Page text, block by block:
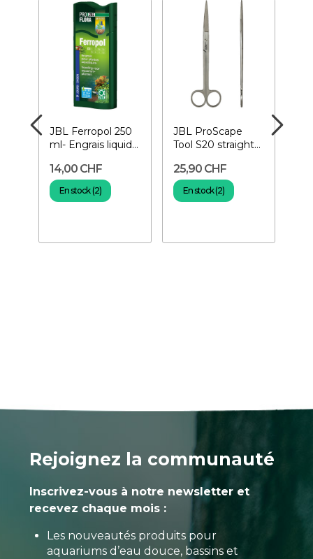
JBL Ferropol 250
ml- Engrais liquide
14,00 CHF
En stock (2)
JBL ProScape
Tool S20 straight-
pour plantes
25,90 CHF
En stock (2)
Rejoignez la communauté
Inscrivez-vous à notre newsletter et
recevez chaque mois :
Les nouveautés produits pour
aquariums d’eau douce, bassins et